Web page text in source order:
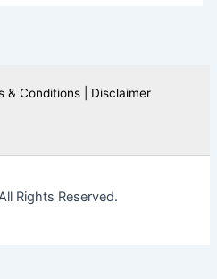
& Conditions | Disclaimer
Rights Reserved.